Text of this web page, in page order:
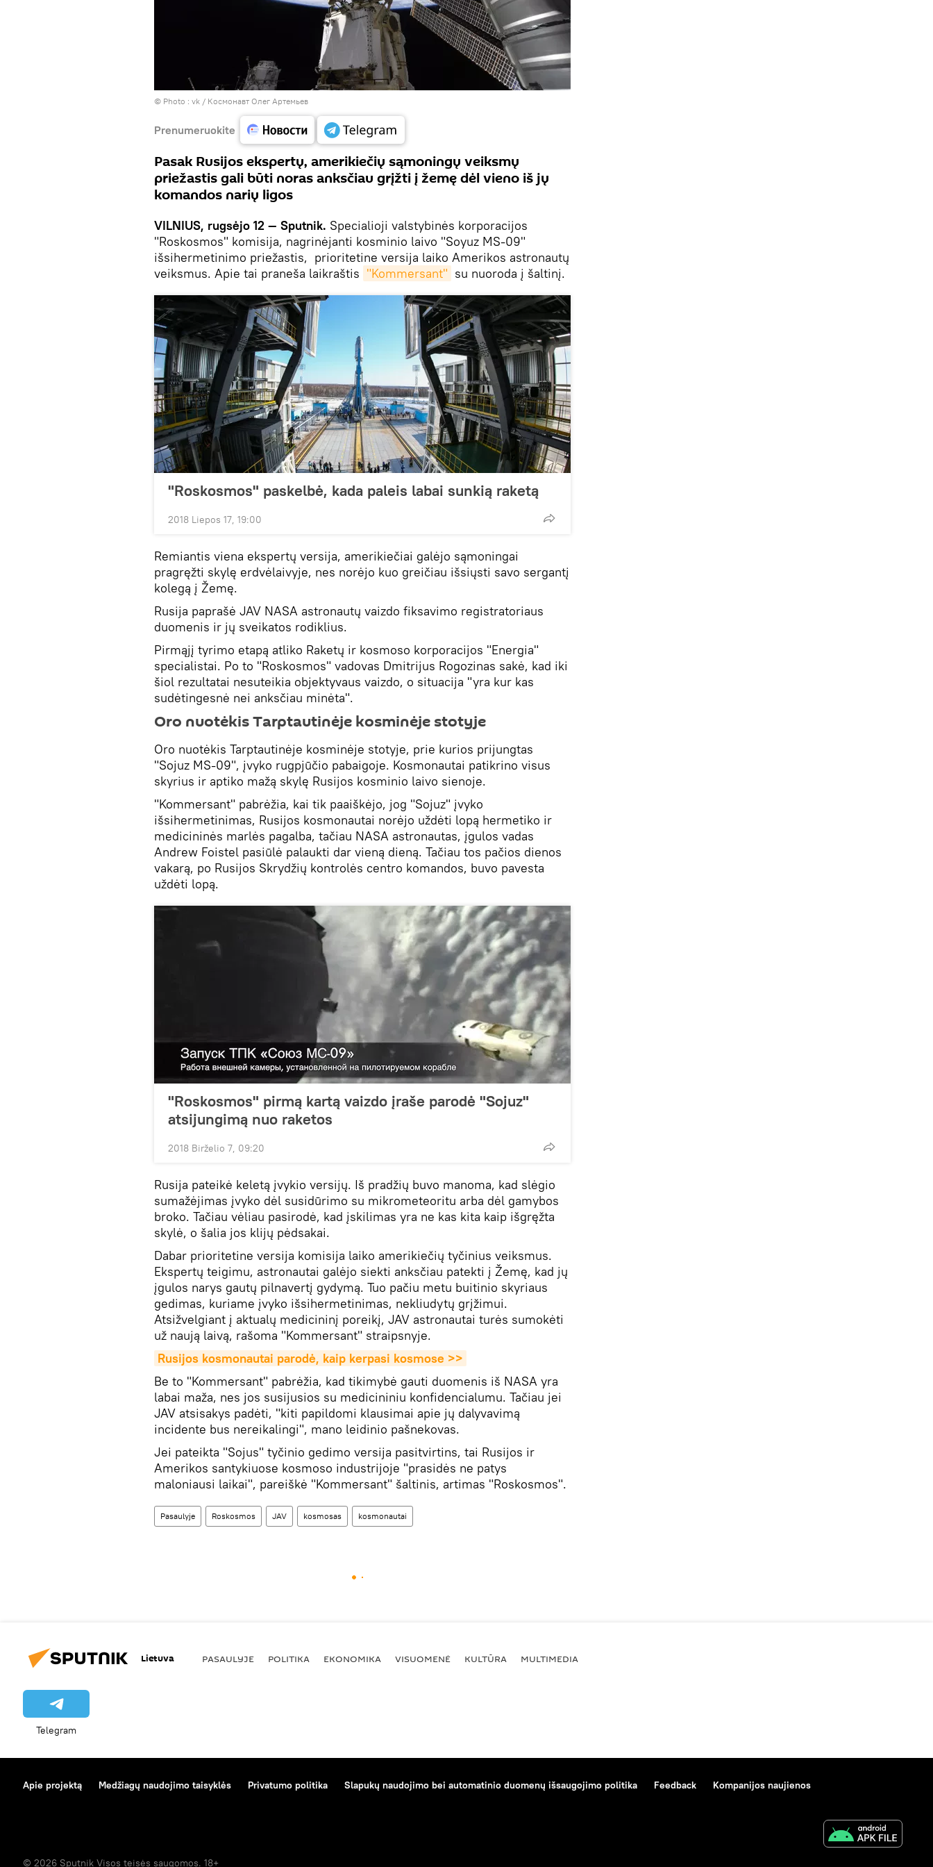
© Photo : vk / Космонавт Олег Артемьев
Prenumeruokite
Pasak Rusijos ekspertų, amerikiečių sąmoningų veiksmų
priežastis gali būti noras anksčiau grįžti į žemę dėl vieno iš jų
komandos narių ligos
VILNIUS, rugsėjo 12 — Sputnik. Specialioji valstybinės korporacijos
"Roskosmos" komisija, nagrinėjanti kosminio laivo "Soyuz MS-09"
išsihermetinimo priežastis, prioritetine versija laiko Amerikos astronautų
veiksmus. Apie tai praneša laikraštis "Kommersant" su nuoroda į šaltinį.
"Roskosmos" paskelbė, kada paleis labai sunkią raketą
2018 Liepos 17, 19:00
Remiantis viena ekspertų versija, amerikiečiai galėjo sąmoningai
pragręžti skylę erdvėlaivyje, nes norėjo kuo greičiau išsiųsti savo sergantį
kolegą į Žemę.
Rusija paprašė JAV NASA astronautų vaizdo fiksavimo registratoriaus
duomenis ir jų sveikatos rodiklius.
Pirmąjį tyrimo etapą atliko Raketų ir kosmoso korporacijos "Energia"
specialistai. Po to "Roskosmos" vadovas Dmitrijus Rogozinas sakė, kad iki
šiol rezultatai nesuteikia objektyvaus vaizdo, o situacija "yra kur kas
sudėtingesnė nei anksčiau minėta".
Oro nuotėkis Tarptautinėje kosminėje stotyje
Oro nuotėkis Tarptautinėje kosminėje stotyje, prie kurios prijungtas
"Sojuz MS-09", įvyko rugpjūčio pabaigoje. Kosmonautai patikrino visus
skyrius ir aptiko mažą skylę Rusijos kosminio laivo sienoje.
"Kommersant" pabrėžia, kai tik paaiškėjo, jog "Sojuz" įvyko
išsihermetinimas, Rusijos kosmonautai norėjo uždėti lopą hermetiko ir
medicininės marlės pagalba, tačiau NASA astronautas, įgulos vadas
Andrew Foistel pasiūlė palaukti dar vieną dieną. Tačiau tos pačios dienos
vakarą, po Rusijos Skrydžių kontrolės centro komandos, buvo pavesta
uždėti lopą.
"Roskosmos" pirmą kartą vaizdo įraše parodė "Sojuz"
atsijungimą nuo raketos
2018 Birželio 7, 09:20
Rusija pateikė keletą įvykio versijų. Iš pradžių buvo manoma, kad slėgio
sumažėjimas įvyko dėl susidūrimo su mikrometeoritu arba dėl gamybos
broko. Tačiau vėliau pasirodė, kad įskilimas yra ne kas kita kaip išgręžta
skylė, o šalia jos klijų pėdsakai.
Dabar prioritetine versija komisija laiko amerikiečių tyčinius veiksmus.
Ekspertų teigimu, astronautai galėjo siekti anksčiau patekti į Žemę, kad jų
įgulos narys gautų pilnavertį gydymą. Tuo pačiu metu buitinio skyriaus
gedimas, kuriame įvyko išsihermetinimas, nekliudytų grįžimui.
Atsižvelgiant į aktualų medicininį poreikį, JAV astronautai turės sumokėti
už naują laivą, rašoma "Kommersant" straipsnyje.
Rusijos kosmonautai parodė, kaip kerpasi kosmose >>
Be to "Kommersant" pabrėžia, kad tikimybė gauti duomenis iš NASA yra
labai maža, nes jos susijusios su medicininiu konfidencialumu. Tačiau jei
JAV atsisakys padėti, "kiti papildomi klausimai apie jų dalyvavimą
incidente bus nereikalingi", mano leidinio pašnekovas.
Jei pateikta "Sojus" tyčinio gedimo versija pasitvirtins, tai Rusijos ir
Amerikos santykiuose kosmoso industrijoje "prasidės ne patys
maloniausi laikai", pareiškė "Kommersant" šaltinis, artimas "Roskosmos".
Pasaulyje Roskosmos JAV kosmosas kosmonautai
Lietuva PASAULYJE POLITIKA EKONOMIKA VISUOMENĖ KULTŪRA MULTIMEDIA
Telegram
Apie projektą Medžiagų naudojimo taisyklės Privatumo politika Slapukų naudojimo bei automatinio duomenų išsaugojimo politika Feedback Kompanijos naujienos
© 2026 Sputnik Visos teisės saugomos. 18+